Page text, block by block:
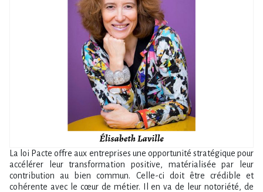
La loi Pacte offre aux entreprises une opportunité stratégique pour
accélérer leur transformation positive, matérialisée par leur
contribution au bien commun. Celle-ci doit être crédible et
cohérente avec le cœur de métier. Il en va de leur notoriété, de